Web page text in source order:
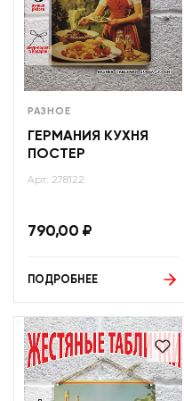
РАЗНОЕ
ГЕРМАНИЯ КУХНЯ
ПОСТЕР
Арт: 278122
790,00 ₽
ПОДРОБНЕЕ